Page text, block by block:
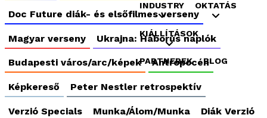
INDUSTRY OKTATÁS
KIÁLLÍTÁSOK
PARTNEREK BLOG
Doc Future diák- és elsőfilmes verseny
Magyar verseny Ukrajna: Háborús naplók
Budapesti város/arc/képek Antropocén
Képkereső Peter Nestler retrospektív
Verzió Specials Munka/Álom/Munka Diák Verzió